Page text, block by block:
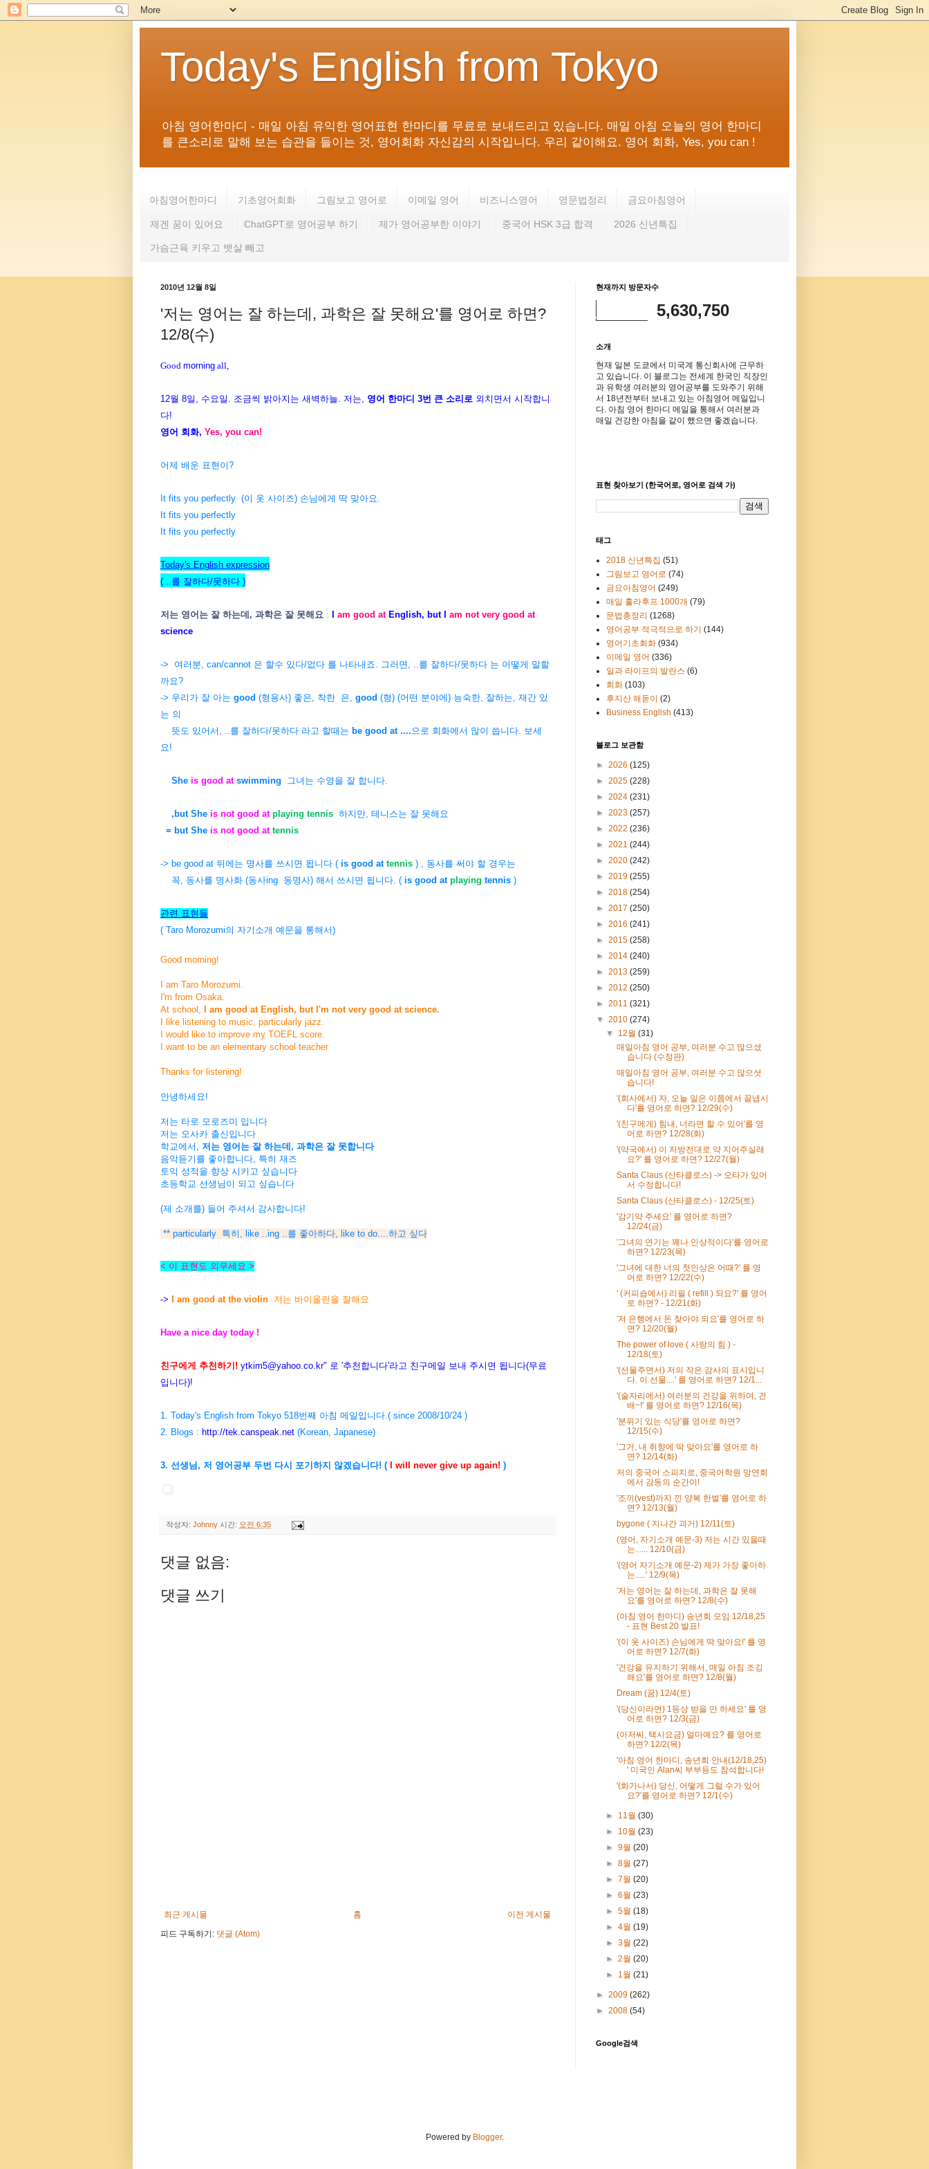
Today's English from Tokyo
아침 영어한마디 - 매일 아침 유익한 영어표현 한마디를 무료로 보내드리고 있습니다. 매일 아침 오늘의 영어 한마디
를 큰소리로 말해 보는 습관을 들이는 것, 영어회화 자신감의 시작입니다. 우리 같이해요. 영어 회화, Yes, you can !
아침영어한마디 기초영어회화 그림보고 영어로 이메일 영어 비즈니스영어 영문법정리 금요아침영어
제겐 꿈이 있어요 ChatGPT로 영어공부 하기 제가 영어공부한 이야기 중국어 HSK 3급 합격 2026 신년특집
가슴근육 키우고 뱃살 빼고
2010년 12월 8일
'저는 영어는 잘 하는데, 과학은 잘 못해요'를 영어로 하면?
12/8(수)
Good morning all,
12월 8일, 수요일. 조금씩 밝아지는 새벽하늘. 저는, 영어 한마디 3번 큰 소리로 외치면서 시작합니
다!
영어 회화, Yes, you can!
어제 배운 표현이?
It fits you perfectly (이 옷 사이즈) 손님에게 딱 맞아요.
It fits you perfectly
It fits you perfectly
Today's English expression
( ..를 잘하다/못하다 )
저는 영어는 잘 하는데, 과학은 잘 못해요 : am good atEnglish, but I am not very good at
science
-> 여러분, can/cannot 은 할수 있다/없다 를 나타내죠. 그러면, ..를 잘하다/못하다 는 어떻게 말할
까요?
-> 우리가 잘 아는 good (형용사) 좋은, 착한 은, good (형) (어떤 분야에) 능숙한, 잘하는, 재간 있
는 의
뜻도 있어서, ..를 잘하다/못하다 라고 할때는 be good at ....으로 회화에서 많이 씁니다. 보세
요!
She is good atswimming 그녀는 수영을 잘 합니다.
,but She is not good at playing tennis 하지만, 테니스는 잘 못해요
= but She is not good attennis
-> be good at 뒤에는 명사를 쓰시면 됩니다 ( is good at tennis ) , 동사를 써야 할 경우는
꼭, 동사를 명사화 (동사ing 동명사) 해서 쓰시면 됩니다. ( is good atplaying tennis )
관련 표현들
( Taro Morozumi의 자기소개 예문을 통해서)
Good morning!
I am Taro Morozumi.
I'm from Osaka.
At school, I am good at English, but I'm not very good at science.
I like listening to music, particularly jazz.
I would like to improve my TOEFL score.
I want to be an elementary school teacher
Thanks for listening!
안녕하세요!
저는 타로 모로즈미 입니다
저는 오사카 출신입니다
학교에서, 저는 영어는 잘 하는데, 과학은 잘 못합니다
음악듣기를 좋아합니다, 특히 재즈
토익 성적을 향상 시키고 싶습니다
초등학교 선생님이 되고 싶습니다
(제 소개를) 들어 주셔서 감사합니다!
** particularly 특히, like ..ing ..를 좋아하다, like to do....하고 싶다
< 이 표현도 외우세요 >
-> I am good at the violin 저는 바이올린을 잘해요
Have a nice day today !
친구에게 추천하기! ytkim5@yahoo.co.kr" 로 '추천합니다'라고 친구메일 보내 주시면 됩니다(무료
입니다)!
1. Today's English from Tokyo 518번째 아침 메일입니다.( since 2008/10/24 )
2. Blogs : http://tek.canspeak.net (Korean, Japanese)
3. 선생님, 저 영어공부 두번 다시 포기하지 않겠습니다! ( I will never give up again! )
작성자: Johnny 시간: 오전 6:35
댓글 없음:
댓글 쓰기
최근 게시물 이전 게시물
홈
피드 구독하기: 댓글 (Atom)
현재까지 방문자수
5,630,750
소개
현재 일본 도쿄에서 미국계 통신회사에 근무하
고 있습니다. 이 블로그는 전세계 한국인 직장인
과 유학생 여러분의 영어공부를 도와주기 위해
서 18년전부터 보내고 있는 아침영어 메일입니
다. 아침 영어 한마디 메일을 통해서 여러분과
매일 건강한 아침을 같이 했으면 좋겠습니다.
표현 찾아보기 (한국어로, 영어로 검색 가)
태그
2018 신년특집 (51)
그림보고 영어로 (74)
금요아침영어 (249)
매일 훌라후프 1000개 (79)
문법총정리 (1268)
영어공부 적극적으로 하기 (144)
영어기초회화 (934)
이메일 영어 (336)
일과 라이프의 발란스 (6)
회화 (103)
후지산 해돋이 (2)
Business English (413)
블로그 보관함
► 2026 (125)
► 2025 (228)
► 2024 (231)
► 2023 (257)
► 2022 (236)
► 2021 (244)
► 2020 (242)
► 2019 (255)
► 2018 (254)
► 2017 (250)
► 2016 (241)
► 2015 (258)
► 2014 (240)
► 2013 (259)
► 2012 (250)
► 2011 (321)
▼ 2010 (274)
▼ 12월(31)
매일아침 영어 공부, 여러분 수고 많으셨
습니다 (수정판)
매일아침 영어 공부, 여러분 수고 많으셧
습니다!
'(회사에서) 자, 오늘 일은 이쯤에서 끝냅시
다'를 영어로 하면? 12/29(수)
'(친구에게) 힘내, 너라면 할 수 있어'를 영
어로 하면? 12/28(화)
'(약국에서) 이 처방전대로 약 지어주실래
요?' 를 영어로 하면? 12/27(월)
Santa Claus (산타클로스) -> 오타가 있어
서 수정합니다!
Santa Claus (산타클로스) - 12/25(토)
'감기약 주세요' 를 영어로 하면?
12/24(금)
'그녀의 연기는 꽤나 인상적이다'를 영어로
하면? 12/23(목)
'그녀에 대한 너의 첫인상은 어때?' 를 영
어로 하면? 12/22(수)
' (커피숍에서) 리필 ( refill ) 되요?' 를 영어
로 하면? - 12/21(화)
'저 은행에서 돈 찾아야 되요'를 영어로 하
면? 12/20(월)
The power of love ( 사랑의 힘 ) -
12/18(토)
'(선물주면서) 저의 작은 감사의 표시입니
다. 이 선물....' 를 영어로 하면? 12/1...
'(술자리에서) 여러분의 건강을 위하여, 건
배~!' 를 영어로 하면? 12/16(목)
'분위기 있는 식당'를 영어로 하면?
12/15(수)
'그거, 내 취향에 딱 맞아요'를 영어로 하
면? 12/14(화)
저의 중국어 스피치로, 중국어학원 망연회
에서 감동의 순간이!
'조끼(vest)까지 낀 양복 한벌'를 영어로 하
면? 12/13(월)
bygone ( 지나간 과거) 12/11(토)
(영어, 자기소개 예문-3) 저는 시간 있을때
는...... 12/10(금)
'(영어 자기소개 예문-2) 제가 가장 좋아하
는.....' 12/9(목)
'저는 영어는 잘 하는데, 과학은 잘 못해
요'를 영어로 하면? 12/8(수)
(아침 영어 한마디) 송년회 모임 12/18,25
- 표현 Best 20 발표!
'(이 옷 사이즈) 손님에게 딱 맞아요!' 를 영
어로 하면? 12/7(화)
'건강을 유지하기 위해서, 매일 아침 조깅
해요'를 영어로 하면? 12/8(월)
Dream (꿈) 12/4(토)
'(당신이라면) 1등상 받을 만 하세요' 를 영
어로 하면? 12/3(금)
(아저씨, 택시요금) 얼마예요? 를 영어로
하면? 12/2(목)
'아침 영어 한마디, 송년회 안내(12/18,25)
' 미국인 Alan씨 부부등도 참석합니다!
'(화가나서) 당신, 어떻게 그럴 수가 있어
요?'를 영어로 하면? 12/1(수)
► 11월(30)
► 10월(23)
►9월(20)
►8월(27)
►7월(20)
►6월(23)
►5월(18)
►4월(19)
►3월(22)
►2월(20)
► 1월(21)
► 2009 (262)
► 2008 (54)
Google검색
Powered by Blogger.